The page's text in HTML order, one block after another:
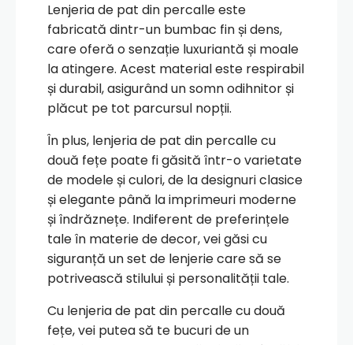
Lenjeria de pat din percalle este
fabricată dintr-un bumbac fin și dens,
care oferă o senzație luxuriantă și moale
la atingere. Acest material este respirabil
și durabil, asigurând un somn odihnitor și
plăcut pe tot parcursul nopții.
În plus, lenjeria de pat din percalle cu
două fețe poate fi găsită într-o varietate
de modele și culori, de la designuri clasice
și elegante până la imprimeuri moderne
și îndrăznețe. Indiferent de preferințele
tale în materie de decor, vei găsi cu
siguranță un set de lenjerie care să se
potrivească stilului și personalității tale.
Cu lenjeria de pat din percalle cu două
fețe, vei putea să te bucuri de un